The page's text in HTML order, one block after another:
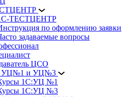
ТЕСТЦЕНТР
по оформлению заявки
задаваемые вопросы
ЦСО
УЦ№1 и УЦ№3
1С:УЦ №1
1С:УЦ №3